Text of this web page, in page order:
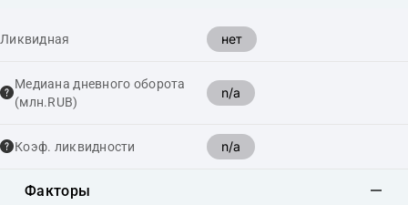
Ликвидная нет
Медиана дневного оборота
(млн.RUB)
n/a
Коэф. ликвидности n/a
Факторы